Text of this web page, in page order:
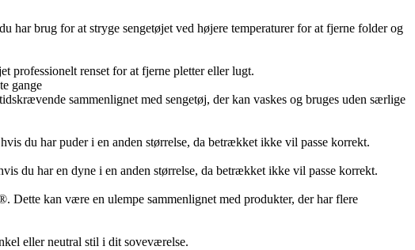
har brug for at stryge sengetøjet ved højere temperaturer for at fjerne folder og
professionelt renset for at fjerne pletter eller lugt.
gange
sammenlignet med sengetøj, der kan vaskes og bruges uden særlige
du har puder i en anden størrelse, da betrækket ikke vil passe korrekt.
du har en dyne i en anden størrelse, da betrækket ikke vil passe korrekt.
kan være en ulempe sammenlignet med produkter, der har flere
eller neutral stil i dit soveværelse.